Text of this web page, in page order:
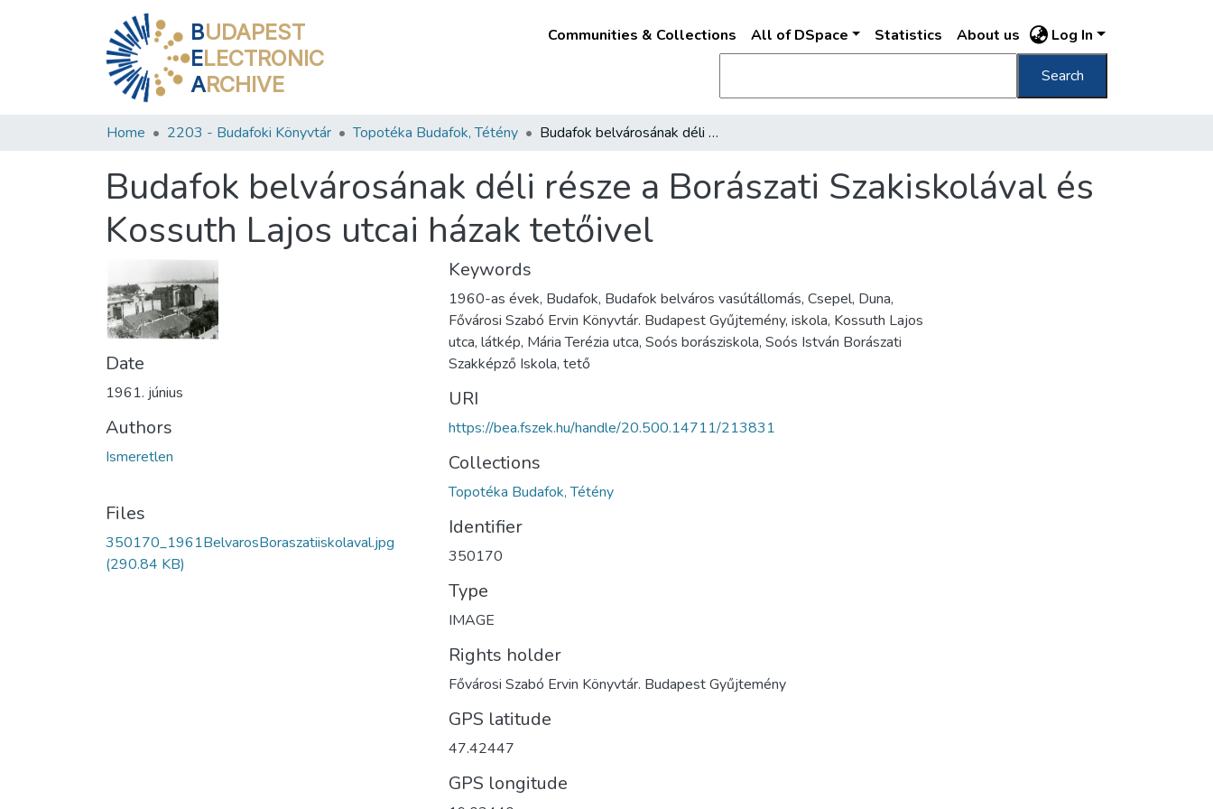
BUDAPEST
ELECTRONIC
ARCHIVE
Communities & Collections All of DSpace Statistics About us Log In
Search
Home 2203 - Budafoki Könyvtár Topotéka Budafok, Tétény Budafok belvárosának déli része a Borászati Szakiskolával és Kossuth Lajos utcai házak tetőivel
Budafok belvárosának déli része a Borászati Szakiskolával és
Kossuth Lajos utcai házak tetőivel
Date
1961. június
Authors
Ismeretlen
Files
350170_1961BelvarosBoraszatiiskolaval.jpg
(290.84 KB)
Keywords
1960-as évek, Budafok, Budafok belváros vasútállomás, Csepel, Duna,
Fővárosi Szabó Ervin Könyvtár. Budapest Gyűjtemény, iskola, Kossuth Lajos
utca, látkép, Mária Terézia utca, Soós borásziskola, Soós István Borászati
Szakképző Iskola, tető
URI
https://bea.fszek.hu/handle/20.500.14711/213831
Collections
Topotéka Budafok, Tétény
Identifier
350170
Type
IMAGE
Rights holder
Fővárosi Szabó Ervin Könyvtár. Budapest Gyűjtemény
GPS latitude
47.42447
GPS longitude